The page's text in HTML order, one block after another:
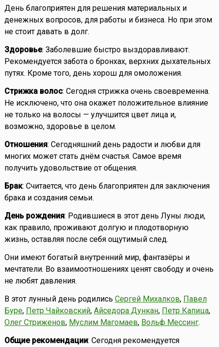
День благоприятен для решения материальных и
денежных вопросов, для работы и бизнеса. Но при этом
не стоит давать в долг.
Здоровье: Заболевшие быстро выздоравливают.
Рекомендуется забота о бронхах, верхних дыхательных
путях. Кроме того, день хорош для омоложения.
Стрижка волос: Сегодня стрижка очень своевременна.
Не исключено, что она окажет положительное влияние
не только на волосы — улучшится цвет лица и,
возможно, здоровье в целом.
Отношения: Сегодняшний день радости и любви для
многих может стать днём счастья. Самое время
получить удовольствие от общения.
Брак: Считается, что день благоприятен для заключения
брака и создания семьи.
День рождения: Родившиеся в этот день Луны люди,
как правило, проживают долгую и плодотворную
жизнь, оставляя после себя ощутимый след.
Они имеют богатый внутренний мир, фантазёры и
мечтатели. Во взаимоотношениях ценят свободу и очень
не любят давления.
В этот лунный день родились Сергей Михалков, Павел
Буре, Петр Чайковский, Айседора Дункан, Петр Капица,
Олег Стриженов, Муслим Магомаев, Вольф Мессинг.
Общие рекомендации: Сегодня рекомендуется